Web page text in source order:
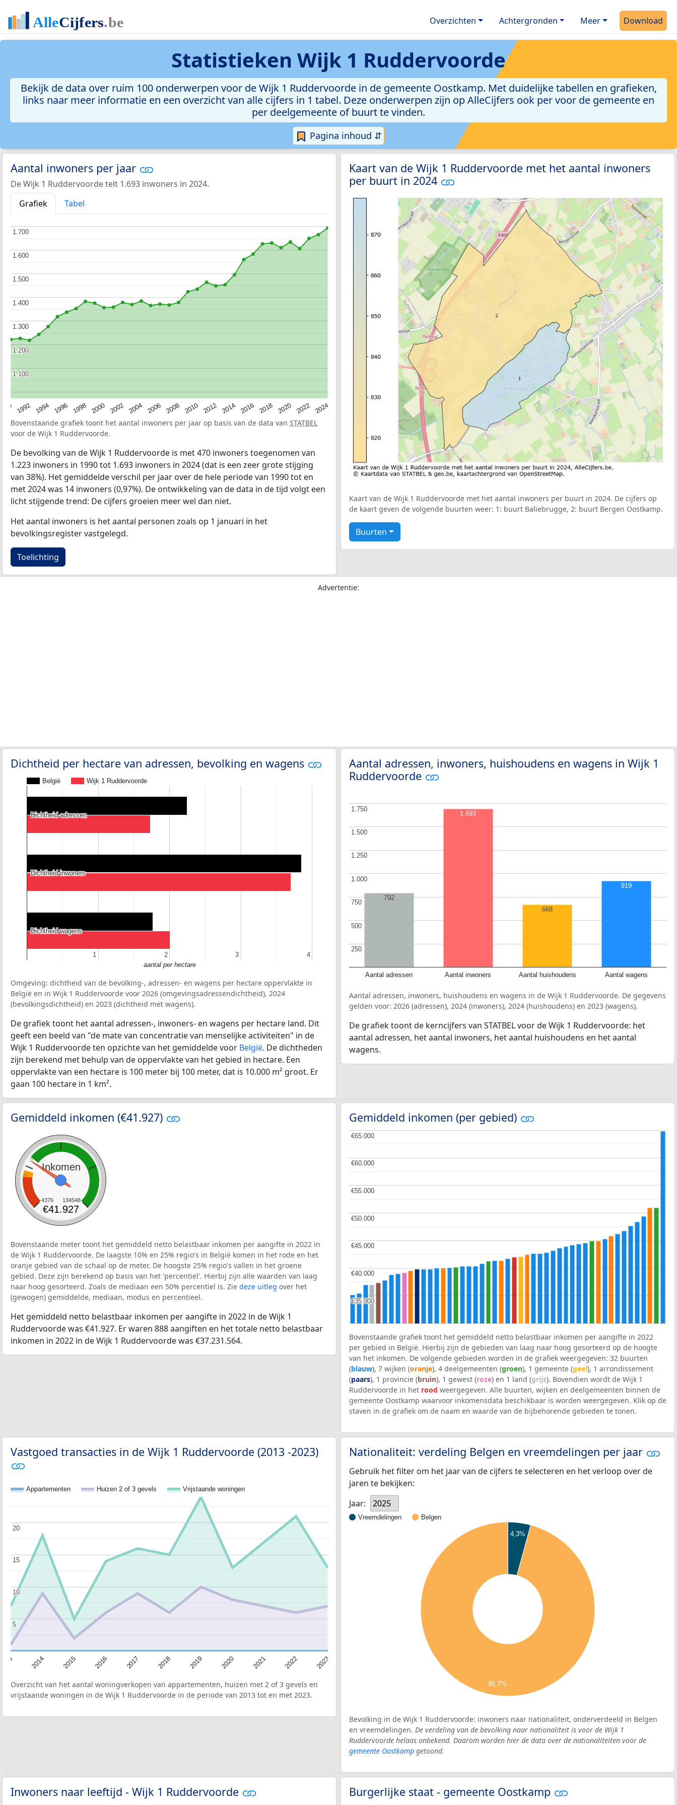
Overzichten Achtergronden Meer Download
Statistieken Wijk 1 Ruddervoorde
Bekijk de data over ruim 100 onderwerpen voor de Wijk 1 Ruddervoorde in de gemeente Oostkamp. Met duidelijke tabellen en grafieken,
links naar meer informatie en een overzicht van alle cijfers in 1 tabel. Deze onderwerpen zijn op AlleCijfers ook per voor de gemeente en
per deelgemeente of buurt te vinden.
Pagina inhoud ⇵
Aantal inwoners per jaar
De Wijk 1 Ruddervoorde telt 1.693 inwoners in 2024.
Grafiek
Tabel
1992 1994 1996 1998 2000 2002 2004 2006 2008 2010 2012 2014 2016 2018 2020 2022 2024
1.100
1.100
1.200
1.200
1.300
1.300
1.400
1.400
1.500
1.500
1.600
1.600
1.700
1.700
Bovenstaande grafiek toont het aantal inwoners per jaar op basis van de data van STATBEL
voor de Wijk 1 Ruddervoorde.
De bevolking van de Wijk 1 Ruddervoorde is met 470 inwoners toegenomen van
1.223 inwoners in 1990 tot 1.693 inwoners in 2024 (dat is een zeer grote stijging
van 38%). Het gemiddelde verschil per jaar over de hele periode van 1990 tot en
met 2024 was 14 inwoners (0,97%). De ontwikkeling van de data in de tijd volgt een
licht stijgende trend: De cijfers groeien meer wel dan niet.
Het aantal inwoners is het aantal personen zoals op 1 januari in het
bevolkingsregister vastgelegd.
Toelichting
Kaart van de Wijk 1 Ruddervoorde met het aantal inwoners
per buurt in 2024
Kaart van de Wijk 1 Ruddervoorde met het aantal inwoners per buurt in 2024. De cijfers op
de kaart geven de volgende buurten weer: 1: buurt Baliebrugge, 2: buurt Bergen Oostkamp.
Buurten
Advertentie:
Dichtheid per hectare van adressen, bevolking en wagens
België Wijk 1 Ruddervoorde
11 2
2 3
3 4
4
Dichtheid adressen
Dichtheid adressen
Dichtheid inwoners
Dichtheid inwoners
Dichtheid wagens
Dichtheid wagens
aantal per hectare
Omgeving: dichtheid van de bevolking-, adressen- en wagens per hectare oppervlakte in
België en in Wijk 1 Ruddervoorde voor 2026 (omgevingsadressendichtheid), 2024
(bevolkingsdichtheid) en 2023 (dichtheid met wagens).
De grafiek toont het aantal adressen-, inwoners- en wagens per hectare land. Dit
geeft een beeld van "de mate van concentratie van menselijke activiteiten" in de
Wijk 1 Ruddervoorde ten opzichte van het gemiddelde voor België. De dichtheden
zijn berekend met behulp van de oppervlakte van het gebied in hectare. Een
oppervlakte van een hectare is 100 meter bij 100 meter, dat is 10.000 m² groot. Er
gaan 100 hectare in 1 km².
Aantal adressen, inwoners, huishoudens en wagens in Wijk 1
Ruddervoorde
Aantal adressen Aantal inwoners Aantal huishoudens Aantal wagens
250
250
500
500
750
750
1.000
1.000
1.250
1.250
1.500
1.500
1.750
1.750
792
1.693
668
919
Aantal adressen, inwoners, huishoudens en wagens in de Wijk 1 Ruddervoorde. De gegevens
gelden voor: 2026 (adressen), 2024 (inwoners), 2024 (huishoudens) en 2023 (wagens).
De grafiek toont de kerncijfers van STATBEL voor de Wijk 1 Ruddervoorde: het
aantal adressen, het aantal inwoners, het aantal huishoudens en het aantal
wagens.
Gemiddeld inkomen (€41.927)
Inkomen
4376 134548
€41.927
Bovenstaande meter toont het gemiddeld netto belastbaar inkomen per aangifte in 2022 in
de Wijk 1 Ruddervoorde. De laagste 10% en 25% regio's in België komen in het rode en het
oranje gebied van de schaal op de meter. De hoogste 25% regio's vallen in het groene
gebied. Deze zijn berekend op basis van het 'percentiel'. Hierbij zijn alle waarden van laag
naar hoog gesorteerd. Zoals de mediaan een 50% percentiel is. Zie deze uitleg over het
(gewogen) gemiddelde, mediaan, modus en percentieel.
Het gemiddeld netto belastbaar inkomen per aangifte in 2022 in de Wijk 1
Ruddervoorde was €41.927. Er waren 888 aangiften en het totale netto belastbaar
inkomen in 2022 in de Wijk 1 Ruddervoorde was €37.231.564.
Gemiddeld inkomen (per gebied)
€35.000
€35.000
€40.000
€40.000
€45.000
€45.000
€50.000
€50.000
€55.000
€55.000
€60.000
€60.000
€65.000
€65.000
Bovenstaande grafiek toont het gemiddeld netto belastbaar inkomen per aangifte in 2022
per gebied in België. Hierbij zijn de gebieden van laag naar hoog gesorteerd op de hoogte
van het inkomen. De volgende gebieden worden in de grafiek weergegeven: 32 buurten
(blauw), 7 wijken (oranje), 4 deelgemeenten (groen), 1 gemeente (geel), 1 arrondissement
(paars), 1 provincie (bruin), 1 gewest (roze) en 1 land (grijs). Bovendien wordt de Wijk 1
Ruddervoorde in het rood weergegeven. Alle buurten, wijken en deelgemeenten binnen de
gemeente Oostkamp waarvoor inkomensdata beschikbaar is worden weergegeven. Klik op de
staven in de grafiek om de naam en waarde van de bijbehorende gebieden te tonen.
Vastgoed transacties in de Wijk 1 Ruddervoorde (2013 -2023)
Appartementen Huizen 2 of 3 gevels Vrijstaande woningen
2014 2015 2016 2017 2018 2019 2020 2021 2022 2023
5
5
10
10
15
15
20
20
Overzicht van het aantal woningverkopen van appartementen, huizen met 2 of 3 gevels en
vrijstaande woningen in de Wijk 1 Ruddervoorde in de periode van 2013 tot en met 2023.
Nationaliteit: verdeling Belgen en vreemdelingen per jaar
Gebruik het filter om het jaar van de cijfers te selecteren en het verloop over de
jaren te bekijken:
Jaar:
2025
Vreemdelingen Belgen
4,3%
95,7%
Bevolking in de Wijk 1 Ruddervoorde: inwoners naar nationaliteit, onderverdeeld in Belgen
en vreemdelingen. De verdeling van de bevolking naar nationaliteit is voor de Wijk 1
Ruddervoorde helaas onbekend. Daarom worden hier de data over de nationaliteiten voor de
gemeente Oostkamp getoond.
Inwoners naar leeftijd - Wijk 1 Ruddervoorde Burgerlijke staat - gemeente Oostkamp